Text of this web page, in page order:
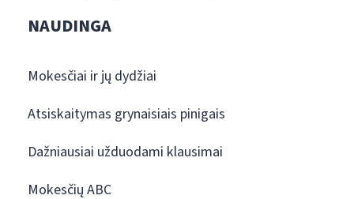
NAUDINGA
Mokesčiai ir jų dydžiai
Atsiskaitymas grynaisiais pinigais
Dažniausiai užduodami klausimai
Mokesčių ABC